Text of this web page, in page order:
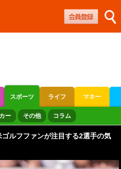
スポーツ ライフ マネー
ス
ー その他 コラム
ルフファンが注目する2選手の気